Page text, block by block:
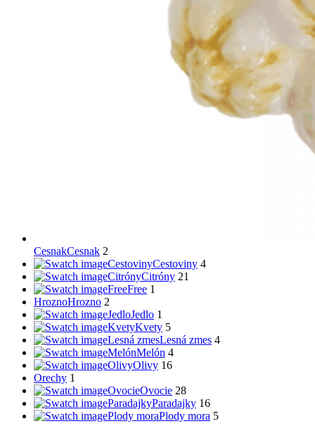
CesnakCesnak 2
CestovinyCestoviny 4
CitrónyCitróny 21
FreeFree 1
HroznoHrozno 2
JedloJedlo 1
KvetyKvety 5
Lesná zmesLesná zmes 4
MelónMelón 4
OlivyOlivy 16
Orechy 1
OvocieOvocie 28
ParadajkyParadajky 16
Plody moraPlody mora 5